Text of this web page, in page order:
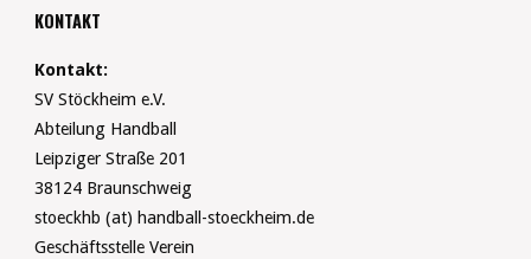
KONTAKT
Kontakt:
SV Stöckheim e.V.
Abteilung Handball
Leipziger Straße 201
38124 Braunschweig
stoeckhb (at) handball-stoeckheim.de
Geschäftsstelle Verein